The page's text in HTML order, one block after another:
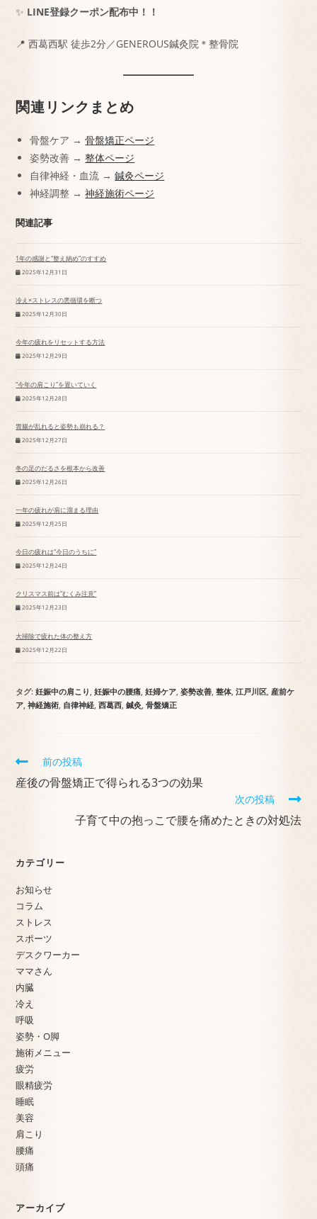
✨ LINE登録クーポン配布中！！
📍 西葛西駅 徒歩2分／GENEROUS鍼灸院＊整骨院
関連リンクまとめ
骨盤ケア →骨盤矯正ページ
姿勢改善 →整体ページ
自律神経・血流 →鍼灸ページ
神経調整 →神経施術ページ
関連記事
1年の感謝と“整え納め”のすすめ
2025年12月31日
冷え×ストレスの悪循環を断つ
2025年12月30日
今年の疲れをリセットする方法
2025年12月29日
“今年の肩こり”を置いていく
2025年12月28日
胃腸が乱れると姿勢も崩れる？
2025年12月27日
冬の足のだるさを根本から改善
2025年12月26日
一年の疲れが肩に溜まる理由
2025年12月25日
今日の疲れは“今日のうちに”
2025年12月24日
クリスマス前は“むくみ注意”
2025年12月23日
大掃除で疲れた体の整え方
2025年12月22日
タグ:妊娠中の肩こり 妊娠中の腰痛 妊婦ケア 姿勢改善 整体 江戸川区 産前ケ
ア 神経施術 自律神経 西葛西 鍼灸 骨盤矯正
前の投稿
産後の骨盤矯正で得られる3つの効果
次の投稿
子育て中の抱っこで腰を痛めたときの対処法
カテゴリー
お知らせ
コラム
ストレス
スポーツ
デスクワーカー
ママさん
内臓
冷え
呼吸
姿勢・O脚
施術メニュー
疲労
眼精疲労
睡眠
美容
肩こり
腰痛
頭痛
アーカイブ